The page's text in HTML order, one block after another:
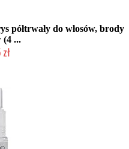
półtrwały do włosów, brody
(4 ...